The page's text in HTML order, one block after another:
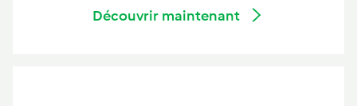
Découvrir maintenant